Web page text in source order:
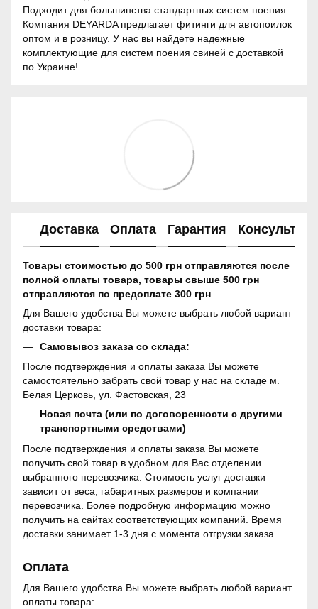
Подходит для большинства стандартных систем поения.
Компания DEYARDA предлагает фитинги для автопоилок
оптом и в розницу. У нас вы найдете надежные
комплектующие для систем поения свиней с доставкой
по Украине!
Доставка Оплата Гарантия
Товары стоимостью до 500 грн отправляются после
полной оплаты товара, товары свыше 500 грн
отправляются по предоплате 300 грн
Для Вашего удобства Вы можете выбрать любой вариант
доставки товара:
Самовывоз заказа со склада:
После подтверждения и оплаты заказа Вы можете
самостоятельно забрать свой товар у нас на складе м.
Белая Церковь, ул. Фастовская, 23
Новая почта (или по договоренности с другими
транспортными средствами)
После подтверждения и оплаты заказа Вы можете
получить свой товар в удобном для Вас отделении
выбранного перевозчика. Стоимость услуг доставки
зависит от веса, габаритных размеров и компании
перевозчика. Более подробную информацию можно
получить на сайтах соответствующих компаний. Время
доставки занимает 1-3 дня с момента отгрузки заказа.
Оплата
Для Вашего удобства Вы можете выбрать любой вариант
оплаты товара: